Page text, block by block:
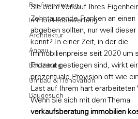
Baufinanzierung
Immobilienbewertung
Architektur
Anbau
Bauleitung
Umbau & Renovation
Baugesuch
Sie beim Verkauf Ihres
Zehntausende Franken an
abgeben sollten, nur weil
kennt? In einer Zeit, in der die
Immobilienpreise seit 2020 um
Prozent gestiegen sind, wirkt
prozentuale Provision oft wie
Last auf Ihrem hart erarbeiteten
Wenn Sie sich mit dem Thema
verkaufsberatung immobilien